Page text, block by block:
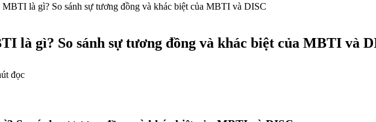
là gì? So sánh sự tương đồng và khác biệt của MBTI và DISC
là gì? So sánh sự tương đồng và khác biệt của MBTI và
đọc